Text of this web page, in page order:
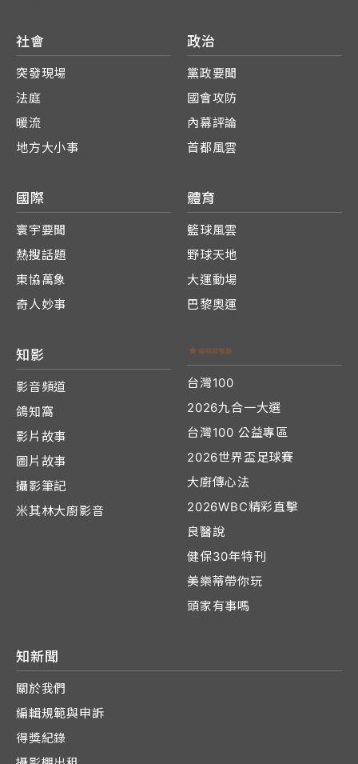
社會
突發現場
法庭
暖流
地方大小事
政治
黨政要聞
國會攻防
內幕評論
首都風雲
國際
寰宇要聞
熱搜話題
東協萬象
奇人妙事
體育
籃球風雲
野球天地
大運動場
巴黎奧運
知影
影音頻道
鴿知窩
影片故事
圖片故事
攝影筆記
米其林大廚影音
台灣100
2026九合一大選
台灣100 公益專區
2026世界盃足球賽
大廚傳心法
2026WBC精彩直擊
良醫說
健保30年特刊
美樂蒂帶你玩
頭家有事嗎
知新聞
關於我們
編輯規範與申訴
得獎紀錄